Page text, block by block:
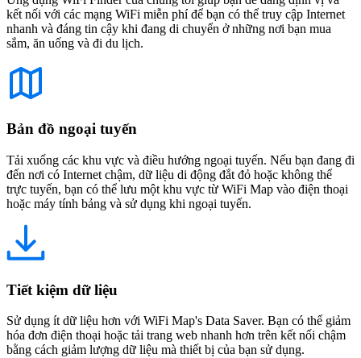
kết nối với các mạng WiFi miễn phí để bạn có thể truy cập Internet
nhanh và đáng tin cậy khi đang di chuyển ở những nơi bạn mua
sắm, ăn uống và đi du lịch.
Bản đồ ngoại tuyến
Tải xuống các khu vực và điều hướng ngoại tuyến. Nếu bạn đang đi
đến nơi có Internet chậm, dữ liệu di động đắt đỏ hoặc không thể
trực tuyến, bạn có thể lưu một khu vực từ WiFi Map vào điện thoại
hoặc máy tính bảng và sử dụng khi ngoại tuyến.
Tiết kiệm dữ liệu
Sử dụng ít dữ liệu hơn với WiFi Map's Data Saver. Bạn có thể giảm
hóa đơn điện thoại hoặc tải trang web nhanh hơn trên kết nối chậm
bằng cách giảm lượng dữ liệu mà thiết bị của bạn sử dụng.